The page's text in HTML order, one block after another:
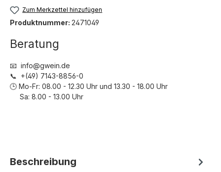
Zum Merkzettel hinzufügen
Produktnummer: 2471049
Beratung
📧 info@gwein.de
📞 +(49) 7143-8856-0
🕒 Mo-Fr: 08.00 - 12.30 Uhr und 13.30 - 18.00 Uhr
Sa: 8.00 - 13.00 Uhr
Beschreibung